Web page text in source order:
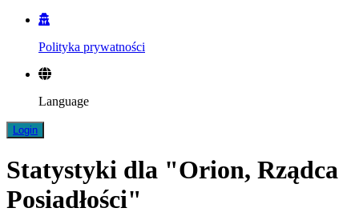
Polityka prywatności
Language
Login
Statystyki dla "Orion, Rządca
Posiadłości"